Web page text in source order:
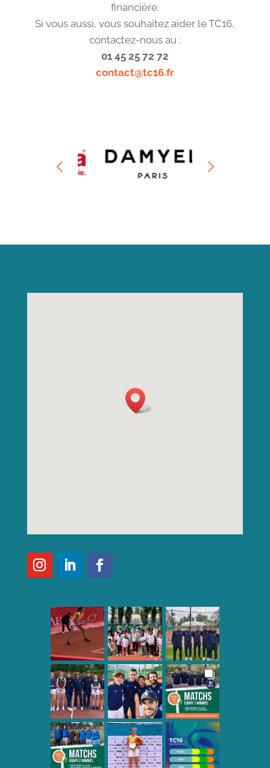
financière.
Si vous aussi, vous souhaitez aider le TC16,
contactez-nous au :
01 45 25 72 72
contact@tc16.fr